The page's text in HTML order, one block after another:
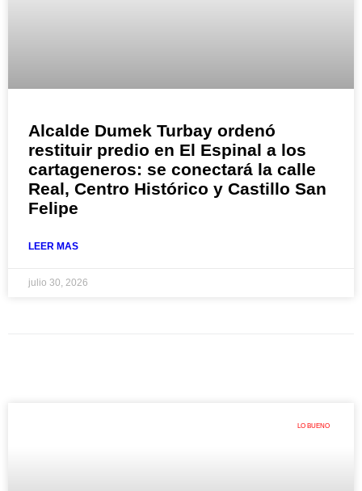
Alcalde Dumek Turbay ordenó
restituir predio en El Espinal a los
cartageneros: se conectará la calle
Real, Centro Histórico y Castillo San
Felipe
LEER MAS
julio 30, 2026
LO BUENO